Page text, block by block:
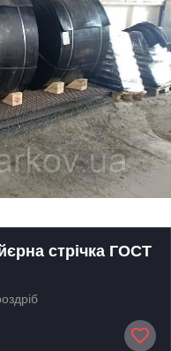
стрічка ГОСТ